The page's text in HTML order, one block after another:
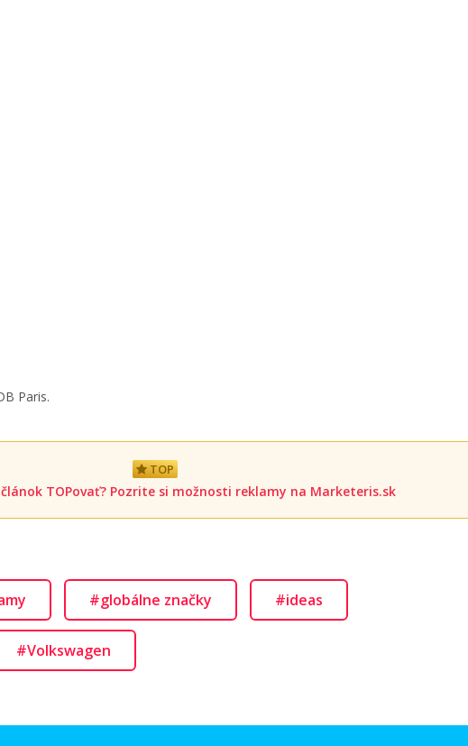
Paris.
TOP
TOPovať? Pozrite si možnosti reklamy na Marketeris.sk
#globálne značky #ideas
#Volkswagen